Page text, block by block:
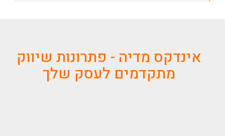
אינדקס מדיה - פתרונות שיווק
מתקדמים לעסק שלך